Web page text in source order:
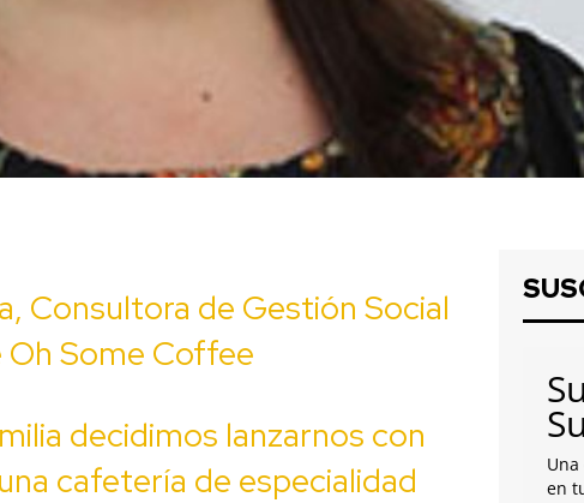
Consultora de Gestión Social
Some Coffee
decidimos lanzarnos con
cafetería de especialidad
en